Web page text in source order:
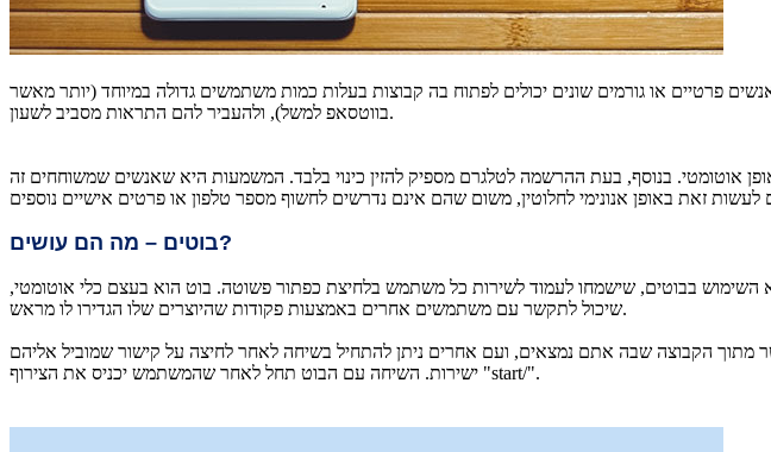
פרטיים או גורמים שונים יכולים לפתוח בה קבוצות בעלות כמות משתמשים גדולה במיוחד (יותר מאשר
בווטסאפ למשל), ולהעביר להם התראות מסביב לשעון.
אוטומטי. בנוסף, בעת ההרשמה לטלגרם מספיק להזין כינוי בלבד. המשמעות היא שאנשים שמשוחחים זה
בוטים – מה הם עושים?
בבוטים, שישמחו לעמוד לשירות כל משתמש בלחיצת כפתור פשוטה. בוט הוא בעצם כלי אוטומטי,
שיכול לתקשר עם משתמשים אחרים באמצעות פקודות שהיוצרים שלו הגדירו לו מראש.
מתוך הקבוצה שבה אתם נמצאים, ועם אחרים ניתן להתחיל בשיחה לאחר לחיצה על קישור שמוביל אליהם
ישירות. השיחה עם הבוט תחל לאחר שהמשתמש יכניס את הצירוף "start/".